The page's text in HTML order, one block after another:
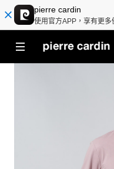
pierre cardin
使用官方APP，享有更多